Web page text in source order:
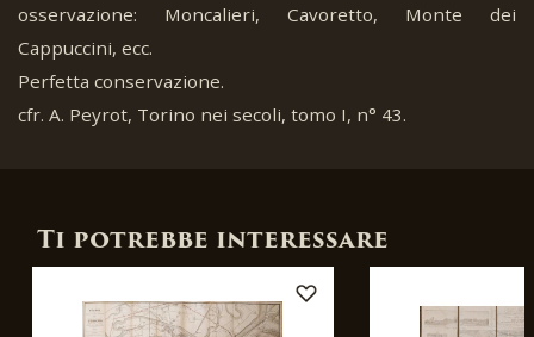
osservazione: Moncalieri, Cavoretto, Monte dei
Cappuccini, ecc.
Perfetta conservazione.
cfr. A. Peyrot, Torino nei secoli, tomo I, n° 43.
Ti potrebbe interessare